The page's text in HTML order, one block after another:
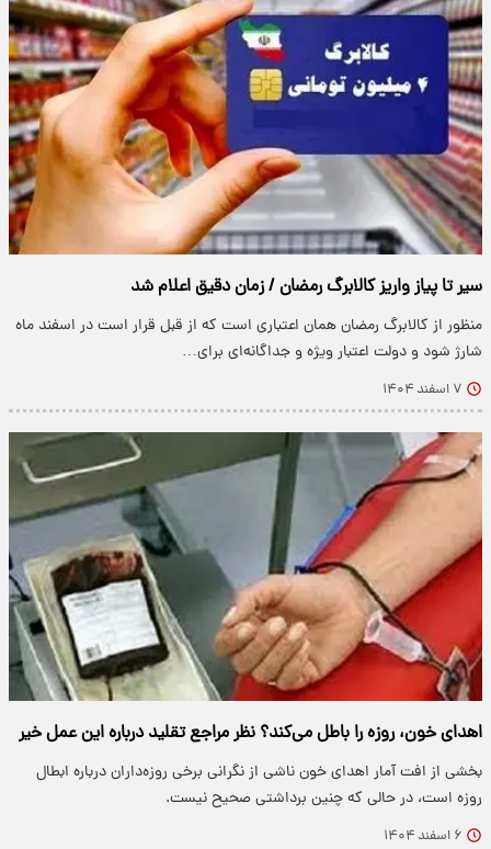
سیر تا پیاز واریز کالابرگ رمضان / زمان دقیق اعلام شد
منظور از کالابرگ رمضان همان اعتباری است که از قبل قرار است در اسفند ماه
شارژ شود و دولت اعتبار ویژه و جداگانه‌ای برای…
۷ اسفند ۱۴۰۴
اهدای خون، روزه را باطل می‌کند؟ نظر مراجع تقلید درباره این عمل خیر
بخشی از افت آمار اهدای خون ناشی از نگرانی برخی روزه‌داران درباره ابطال
روزه است، در حالی که چنین برداشتی صحیح نیست.
۶ اسفند ۱۴۰۴